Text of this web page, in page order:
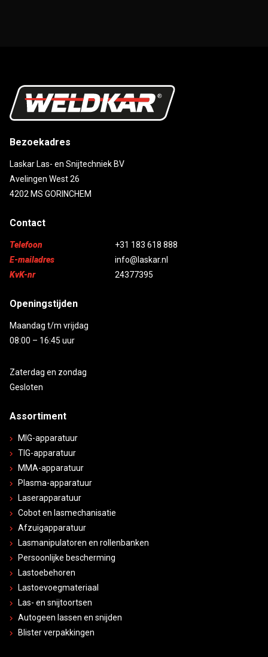
Bezoekadres
Laskar Las- en Snijtechniek BV
Avelingen West 26
4202 MS GORINCHEM
Contact
Telefoon
+31 183 618 888
E-mailadres
info@laskar.nl
KvK-nr
24377395
Openingstijden
Maandag t/m vrijdag
08:00 – 16:45 uur
Zaterdag en zondag
Gesloten
Assortiment
MIG-apparatuur
TIG-apparatuur
MMA-apparatuur
Plasma-apparatuur
Laserapparatuur
Cobot en lasmechanisatie
Afzuigapparatuur
Lasmanipulatoren en rollenbanken
Persoonlijke bescherming
Lastoebehoren
Lastoevoegmateriaal
Las- en snijtoortsen
Autogeen lassen en snijden
Blister verpakkingen